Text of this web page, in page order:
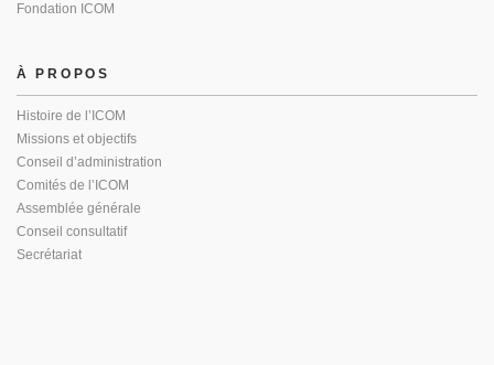
Fondation ICOM
À PROPOS
Histoire de l’ICOM
Missions et objectifs
Conseil d’administration
Comités de l’ICOM
Assemblée générale
Conseil consultatif
Secrétariat